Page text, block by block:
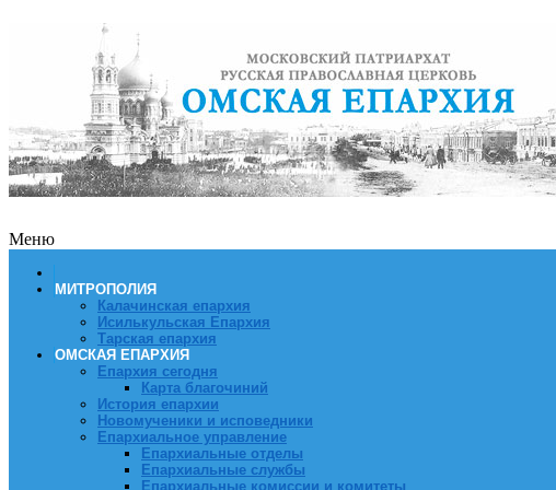
Меню
МИТРОПОЛИЯ
Калачинская епархия
Исилькульская Епархия
Тарская епархия
ОМСКАЯ ЕПАРХИЯ
Епархия сегодня
Карта благочиний
История епархии
Новомученики и исповедники
Епархиальное управление
Епархиальные отделы
Епархиальные службы
Епархиальные комиссии и комитеты